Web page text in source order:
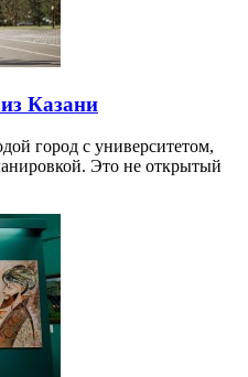
Казани
город с университетом,
Это не открытый